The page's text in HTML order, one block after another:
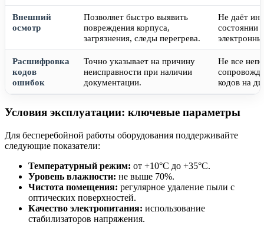
Внешний
осмотр
Позволяет быстро выявить
повреждения корпуса,
загрязнения, следы перегрева.
Не даёт
состоянии
Расшифровка
кодов
ошибок
Точно указывает на причину
неисправности при наличии
документации.
Не все
кодов на
Условия эксплуатации: ключевые параметры
Для бесперебойной работы оборудования поддерживайте
следующие показатели:
Температурный режим: от +10°C до +35°C.
Уровень влажности: не выше 70%.
Чистота помещения: регулярное удаление пыли с
оптических поверхностей.
Качество электропитания: использование
стабилизаторов напряжения.